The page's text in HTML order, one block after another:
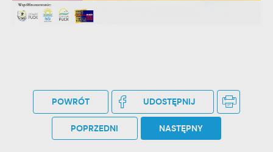
POWRÓT UDOSTĘPNIJ
POPRZEDNI NASTĘPNY